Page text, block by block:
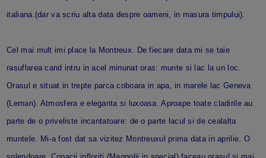
italiana.(dar va scriu alta data despre oameni, in masura timpului).
Cel mai mult imi place la Montreux. De fiecare data mi se taie
rasuflarea cand intru in acel minunat oras: munte si lac la un loc.
Orasul e situat in trepte parca coboara in apa, in marele lac Geneva
(Leman). Atmosfera e eleganta si luxoasa. Aproape toate cladirile au
parte de o priveliste incantatoare: de o parte lacul si de cealalta
muntele. Mi-a fost dat sa vizitez Montreuxul prima data in aprilie. O